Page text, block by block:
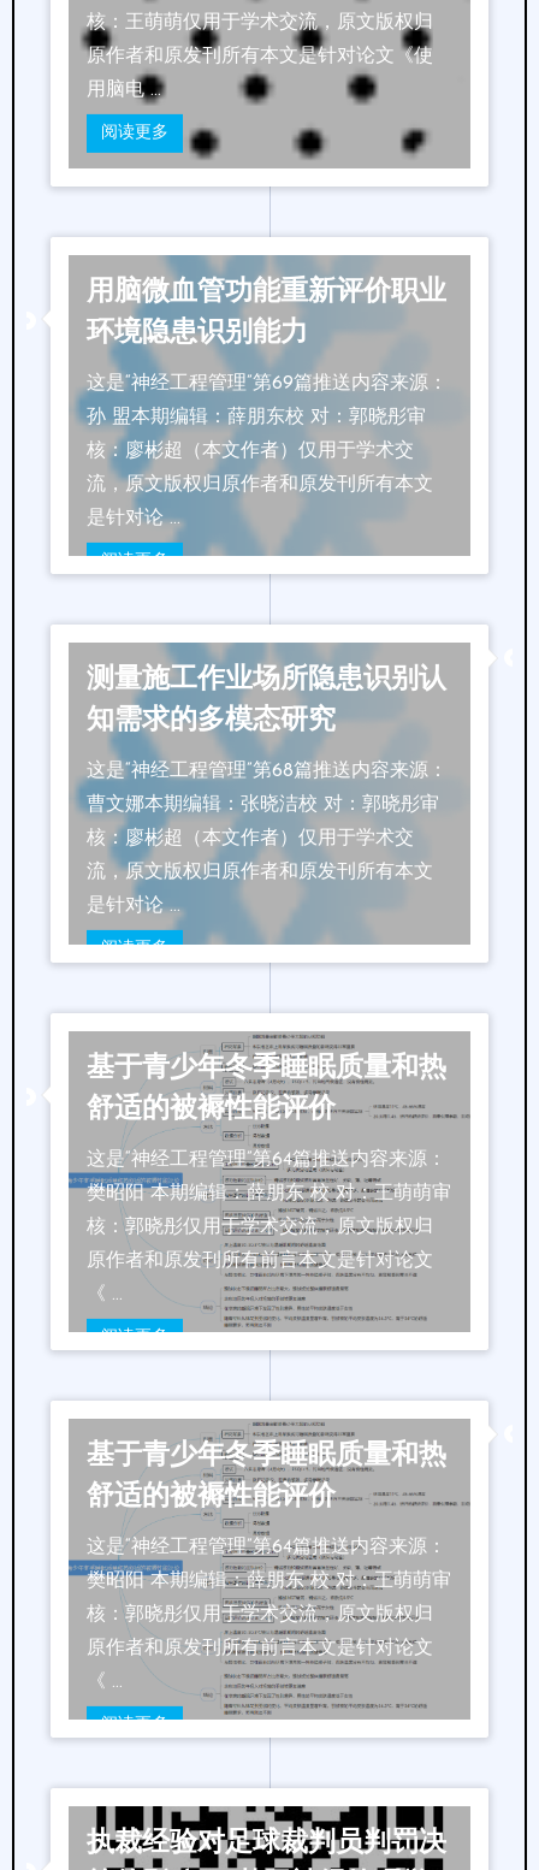
核：王萌萌仅用于学术交流，原文版权归
原作者和原发刊所有本文是针对论文《使
用脑电 …
阅读更多
用脑微血管功能重新评价职业
环境隐患识别能力
这是“神经工程管理”第69篇推送内容来源：
孙 盟本期编辑：薛朋东校 对：郭晓彤审
核：廖彬超（本文作者）仅用于学术交
流，原文版权归原作者和原发刊所有本文
是针对论 …
阅读更多
测量施工作业场所隐患识别认
知需求的多模态研究
这是“神经工程管理”第68篇推送内容来源：
曹文娜本期编辑：张晓洁校 对：郭晓彤审
核：廖彬超（本文作者）仅用于学术交
流，原文版权归原作者和原发刊所有本文
是针对论 …
阅读更多
基于青少年冬季睡眠质量和热
舒适的被褥性能评价
这是“神经工程管理”第64篇推送内容来源：
樊昭阳 本期编辑：薛朋东 校 对：王萌萌审
核：郭晓彤仅用于学术交流，原文版权归
原作者和原发刊所有前言本文是针对论文
《 …
阅读更多
基于青少年冬季睡眠质量和热
舒适的被褥性能评价
这是“神经工程管理”第64篇推送内容来源：
樊昭阳 本期编辑：薛朋东 校 对：王萌萌审
核：郭晓彤仅用于学术交流，原文版权归
原作者和原发刊所有前言本文是针对论文
《 …
阅读更多
执裁经验对足球裁判员判罚决